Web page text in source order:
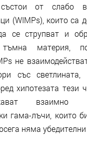
от слабо
(WIMPs), които са
се струпват и
тъмна материя,
не
със светлината,
хипотезата тези
взаимно
гама-лъчи, които
няма